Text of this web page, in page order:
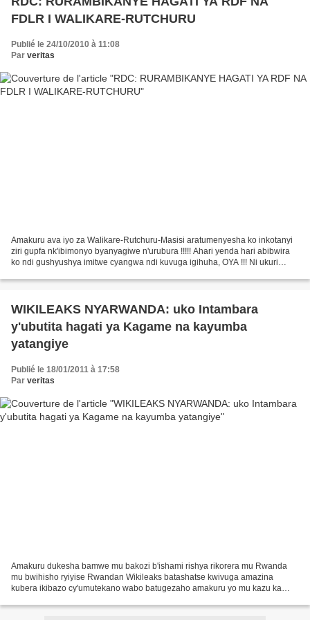
FDLR I WALIKARE-RUTCHURU
Publié le 24/10/2010 à 11:08
Par veritas
Amakuru ava iyo za Walikare-Rutchuru-Masisi aratumenyesha ko inkotanyi
ziri gupfa nk'ibimonyo byanyagiwe n'urubura !!!!! Ahari yenda hari abibwira
ko ndi gushyushya imitwe cyangwa ndi kuvuga igihuha, OYA !!! Ni ukuri
WIKILEAKS NYARWANDA: uko Intambara
y'ubutita hagati ya Kagame na kayumba
yatangiye
Publié le 18/01/2011 à 17:58
Par veritas
Amakuru dukesha bamwe mu bakozi b'ishami rishya rikorera mu Rwanda
mu bwihisho ryiyise Rwandan Wikileaks batashatse kwivuga amazina
kubera ikibazo cy'umutekano wabo batugezaho amakuru yo mu kazu ka